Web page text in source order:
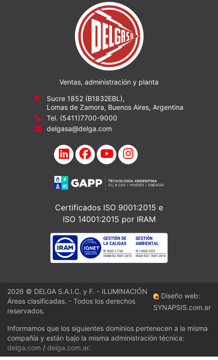
Ventas, administración y planta
Sucre 1852 (B1832EBL),
Lomas de Zamora, Buenos Aires, Argentina
Tel. (5411)7700-9000
delgasa@delga.com
Certificados ISO 9001:2015 e
ISO 14001:2015 por IRAM
2026 © DELGA S.A.I.C. y F. - ILUMINACIÓN
Áreas clasificadas. - Todos los derechos
reservados.
Diseño web:
SYNAPSIS.com.ar
Informamos que los siguientes dominios pertenecen a la misma
compañía y están bajo la misma administración técnica:
delga.com / delga.com.ar.